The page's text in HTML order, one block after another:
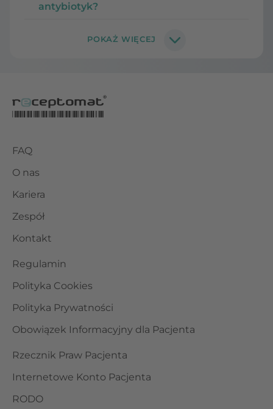
antybiotyk?
FAQ
O nas
Kariera
Zespół
Kontakt
Regulamin
Polityka Cookies
Polityka Prywatności
Obowiązek Informacyjny dla Pacjenta
Rzecznik Praw Pacjenta
Internetowe Konto Pacjenta
RODO